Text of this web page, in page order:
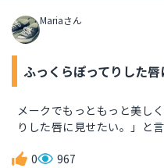
Mariaさん
ふっくらぽってりした
メークでもっともっと美し
りした唇に見せたい。」と言
0 967